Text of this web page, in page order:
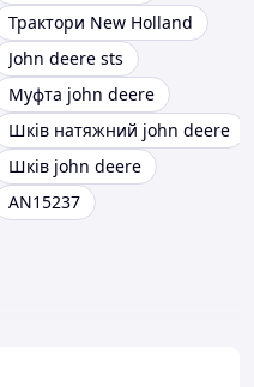
Трактори New Holland
John deere sts
Муфта john deere
Шків натяжний john deere
Шків john deere
AN15237